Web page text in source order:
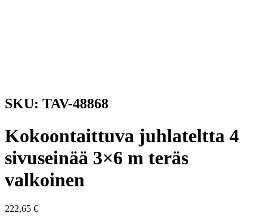
SKU: TAV-48868
Kokoontaittuva juhlateltta 4
sivuseinää 3×6 m teräs
valkoinen
222,65 €